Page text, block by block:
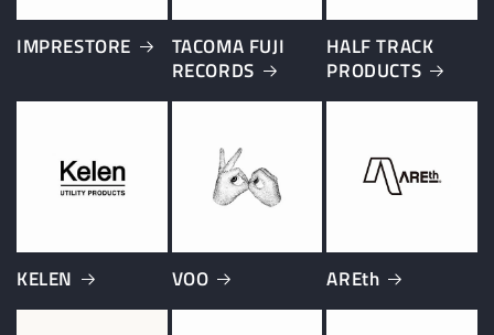
IMPRESTORE
TACOMA FUJI
RECORDS
HALF TRACK
PRODUCTS
KELEN VOO AREth